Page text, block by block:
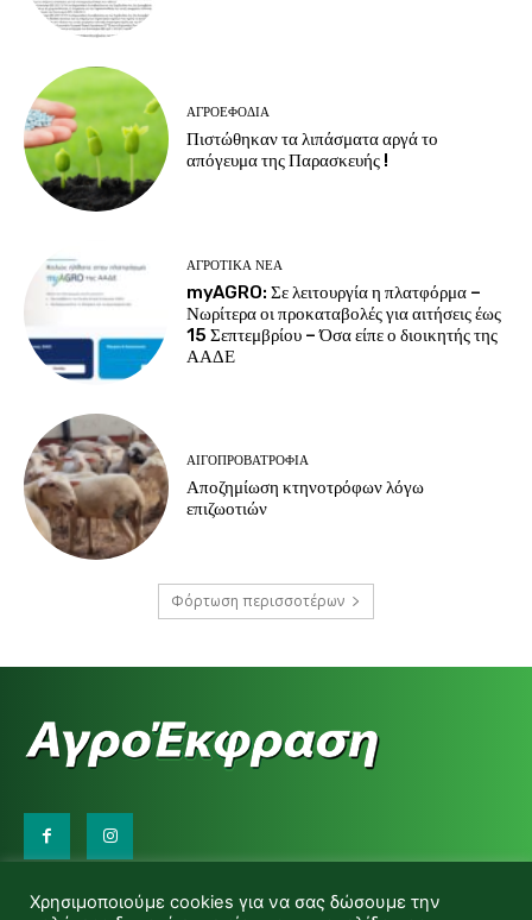
ΑΓΡΟΕΦΌΔΙΑ
Πιστώθηκαν τα λιπάσματα αργά το
απόγευμα της Παρασκευής !
ΑΓΡΟΤΙΚΆ ΝΈΑ
myAGRO: Σε λειτουργία η πλατφόρμα –
Νωρίτερα οι προκαταβολές για αιτήσεις έως
15 Σεπτεμβρίου – Όσα είπε ο διοικητής της
ΑΑΔΕ
ΑΙΓΟΠΡΟΒΑΤΡΟΦΊΑ
Αποζημίωση κτηνοτρόφων λόγω
επιζωοτιών
Φόρτωση περισσοτέρων
d.makas@yahoo.gr
Χρησιμοποιούμε cookies για να σας δώσουμε την